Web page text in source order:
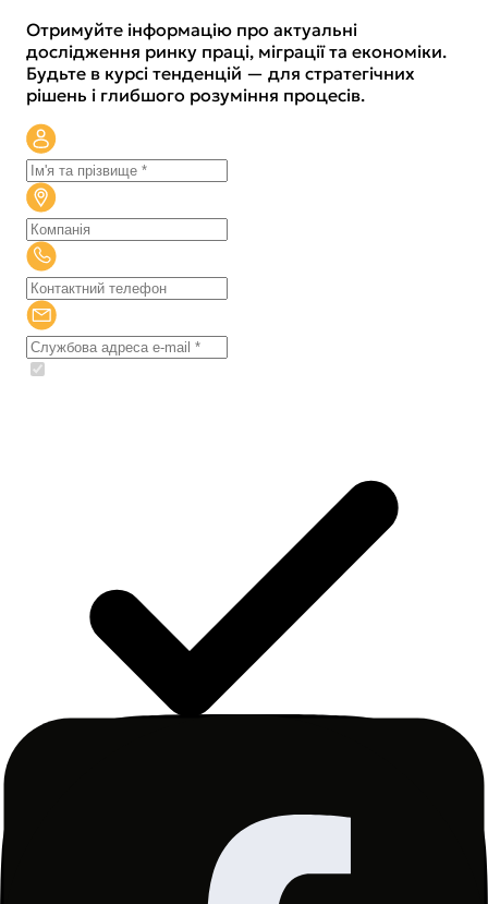
Отримуйте інформацію про актуальні
дослідження ринку праці, міграції та економіки.
Будьте в курсі тенденцій — для стратегічних
рішень і глибшого розуміння процесів.
Я надаю згоду на обробку моїх персональних
даних Gremi Personal Sp. z o.o., ul. Wały
Piastowskie 1/1415, 80-855 Gdańsk з метою
надсилання мені інформаційного бюлетеня